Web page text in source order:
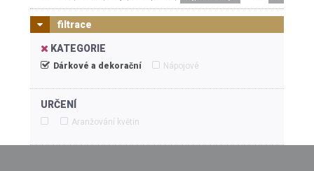
filtrace
KATEGORIE
Dárkové a dekorační Nápojové
URČENÍ
Aranžování květin